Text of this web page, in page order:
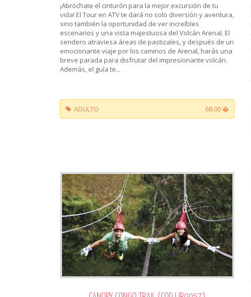
¡Abróchate el cinturón para la mejor excursión de tu
vida! El Tour en ATV te dará no solo diversión y aventura,
sino también la oportunidad de ver increíbles
escenarios y una vista majestuosa del Volcán Arenal. El
sendero atraviesa áreas de pastizales, y después de un
emocionante viaje por los caminos de Arenal, harás una
breve parada para disfrutar del impresionante volcán.
Además, el guía te...
ADULTO 68.00 �